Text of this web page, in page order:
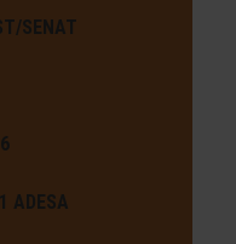
SENAT
ADESA